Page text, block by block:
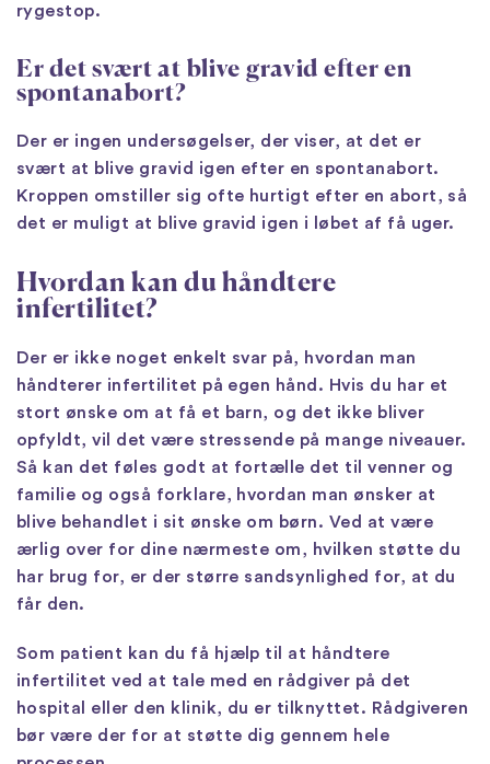
rygestop.
Er det svært at blive gravid efter en
spontanabort?
Der er ingen undersøgelser, der viser, at det er
svært at blive gravid igen efter en spontanabort.
Kroppen omstiller sig ofte hurtigt efter en abort, så
det er muligt at blive gravid igen i løbet af få uger.
Hvordan kan du håndtere
infertilitet?
Der er ikke noget enkelt svar på, hvordan man
håndterer infertilitet på egen hånd. Hvis du har et
stort ønske om at få et barn, og det ikke bliver
opfyldt, vil det være stressende på mange niveauer.
Så kan det føles godt at fortælle det til venner og
familie og også forklare, hvordan man ønsker at
blive behandlet i sit ønske om børn. Ved at være
ærlig over for dine nærmeste om, hvilken støtte du
har brug for, er der større sandsynlighed for, at du
får den.
Som patient kan du få hjælp til at håndtere
infertilitet ved at tale med en rådgiver på det
hospital eller den klinik, du er tilknyttet. Rådgiveren
bør være der for at støtte dig gennem hele